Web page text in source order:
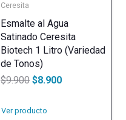
Ceresita
Esmalte al Agua
Satinado Ceresita
Biotech 1 Litro (Variedad
de Tonos)
$9.900 El
original
$8.900El
Ver producto